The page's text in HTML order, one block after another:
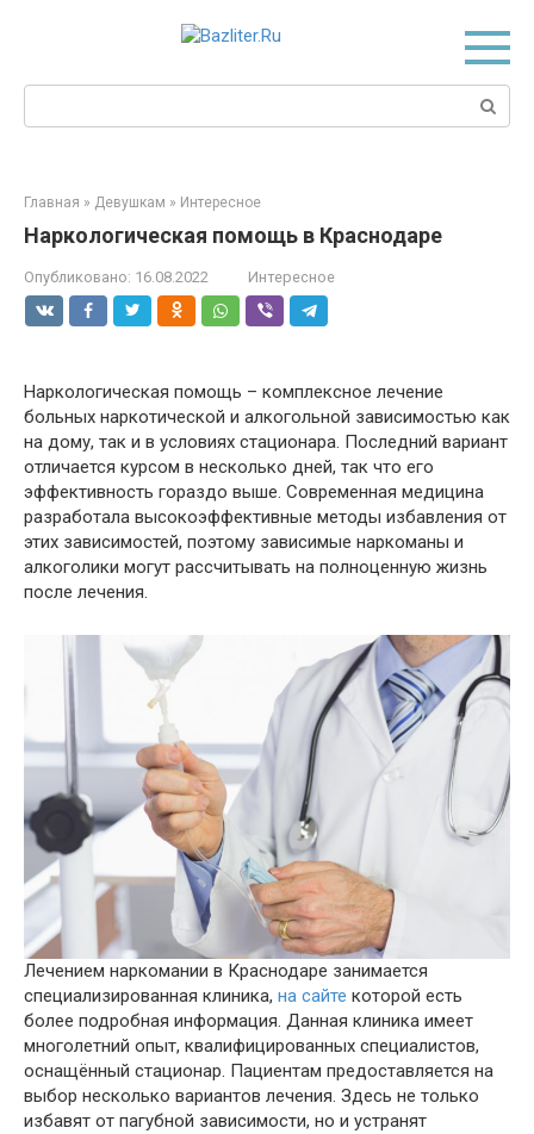
Главная » Девушкам » Интересное
Наркологическая помощь в Краснодаре
Опубликовано: 16.08.2022 Интересное
Наркологическая помощь – комплексное лечение
больных наркотической и алкогольной зависимостью как
на дому, так и в условиях стационара. Последний вариант
отличается курсом в несколько дней, так что его
эффективность гораздо выше. Современная медицина
разработала высокоэффективные методы избавления от
этих зависимостей, поэтому зависимые наркоманы и
алкоголики могут рассчитывать на полноценную жизнь
после лечения.
Лечением наркомании в Краснодаре занимается
специализированная клиника, на сайте которой есть
более подробная информация. Данная клиника имеет
многолетний опыт, квалифицированных специалистов,
оснащённый стационар. Пациентам предоставляется на
выбор несколько вариантов лечения. Здесь не только
избавят от пагубной зависимости, но и устранят